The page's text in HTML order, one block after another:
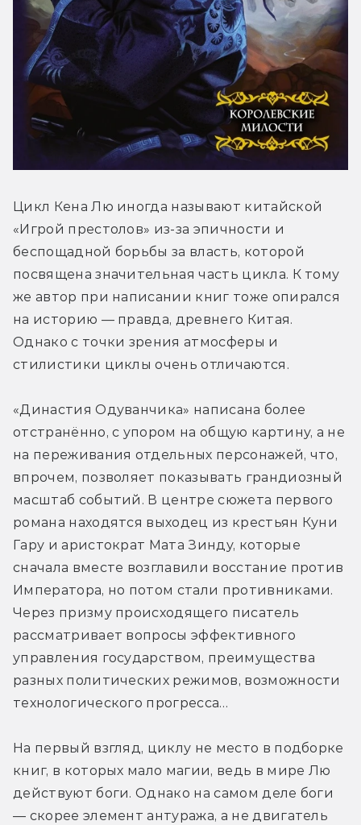
Цикл Кена Лю иногда называют китайской
«Игрой престолов» из-за эпичности и
беспощадной борьбы за власть, которой
посвящена значительная часть цикла. К тому
же автор при написании книг тоже опирался
на историю — правда, древнего Китая.
Однако с точки зрения атмосферы и
стилистики циклы очень отличаются.
«Династия Одуванчика» написана более
отстранённо, с упором на общую картину, а не
на переживания отдельных персонажей, что,
впрочем, позволяет показывать грандиозный
масштаб событий. В центре сюжета первого
романа находятся выходец из крестьян Куни
Гару и аристократ Мата Зинду, которые
сначала вместе возглавили восстание против
Императора, но потом стали противниками.
Через призму происходящего писатель
рассматривает вопросы эффективного
управления государством, преимущества
разных политических режимов, возможности
технологического прогресса…
На первый взгляд, циклу не место в подборке
книг, в которых мало магии, ведь в мире Лю
действуют боги. Однако на самом деле боги
— скорее элемент антуража, а не двигатель